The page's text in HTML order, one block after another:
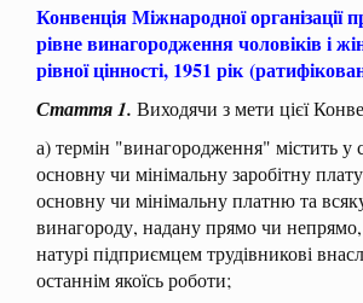
Конвенція Міжнародної організації
рівне винагородження чоловіків і
рівної цінності, 1951 рік
Стаття 1. Виходячи з мети цієї
а) термін "винагородження" містить у
основну чи мінімальну заробітну
основну чи мінімальну платню та
винагороду, надану прямо чи
натурі підприємцем трудівникові
останнім якоїсь роботи;